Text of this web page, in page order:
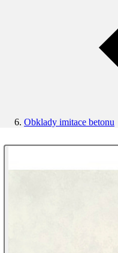
Obklady imitace betonu